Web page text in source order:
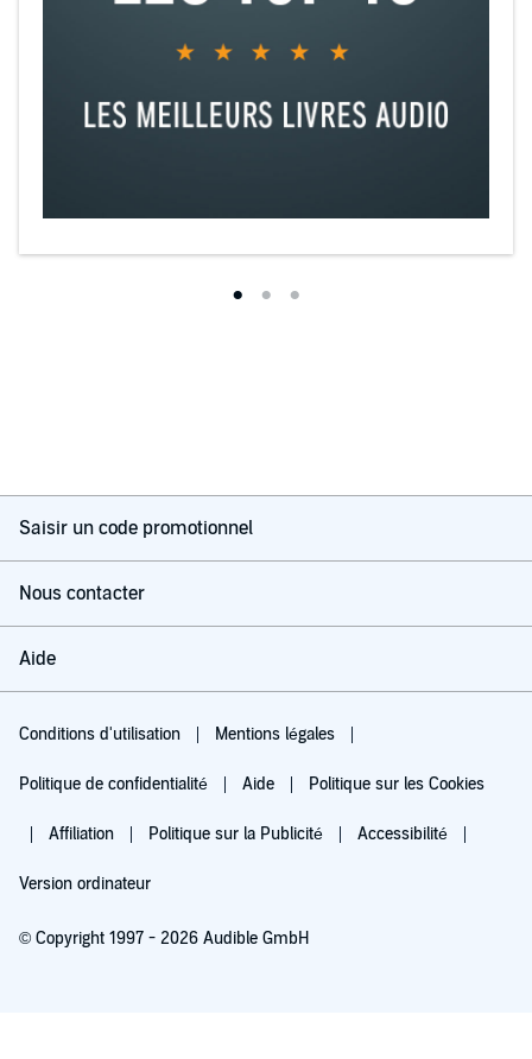
Saisir un code promotionnel
Nous contacter
Aide
Conditions d'utilisation Mentions légales
Politique de confidentialité Aide Politique sur les Cookies
Affiliation Politique sur la Publicité Accessibilité
Version ordinateur
© Copyright 1997 - 2026 Audible GmbH